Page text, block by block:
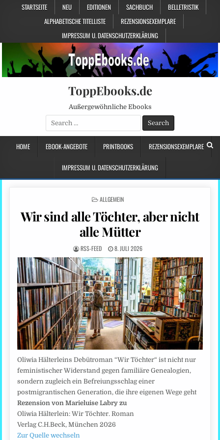
STARTSEITE NEU EDITIONEN SACHBUCH
BELLETRISTIK
ALPHABETISCHE TITELLISTE
REZENSIONSEXEMPLARE
IMPRESSUM U. DATENSCHUTZERKLÄRUNG
ToppEbooks.de
Außergewöhnliche Ebooks
Search
for:
HOME EBOOK-ANGEBOTE PRINTBOOKS REZENSIONSEXEMPLARE
IMPRESSUM U. DATENSCHUTZERKLÄRUNG
POSTED
ALLGEMEIN
Wir sind alle Töchter, aber nicht
alle Mütter
RSS-FEED 8. JULI 2026
Oliwia Hälterleins Debütroman “Wir Töchter“ ist nicht nur
feministischer Widerstand gegen familiäre Genealogien,
sondern zugleich ein Befreiungsschlag einer
postmigrantischen Generation, die ihre eigenen Wege geht
Rezension von Marieluise Labry zu
Oliwia Hälterlein: Wir Töchter. Roman
Verlag C.H.Beck, München 2026
Zur Quelle wechseln